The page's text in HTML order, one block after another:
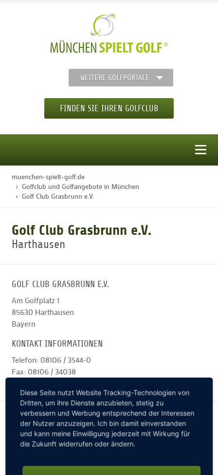
WEITERE GOLFPORTALE
FINDEN SIE IHREN GOLFCLUB
STARTSEITE
GOLFTURNIERE
GOLFEINSTEIGER
GOLFHOTELS
muenchen-spielt-golf.de
Golfclub und Golfangebote in München
Golf Club Grasbrunn e.V.
Golf Club Grasbrunn e.V.
Harthausen
GOLF CLUB GRASBRUNN E.V.
Am Golfplatz 1
85630 Harthausen
Bayern
KONTAKT INFORMATIONEN
Telefon: 08106 / 3544-0
Fax: 08106 / 34038
Lage des Clubs
+
Diese Seite nutzt Website Tracking-Technologien von
Dritten, um ihre Dienste anzubieten, stetig zu
verbessern und Werbung entsprechend der Interessen
der Nutzer anzuzeigen. Ich bin damit einverstanden
und kann meine Einwilligung jederzeit mit Wirkung für
die Zukunft widerrufen oder ändern.